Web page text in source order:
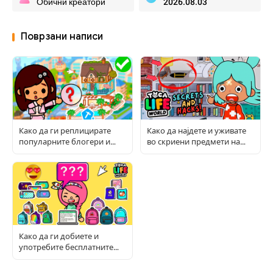
Поврзани написи
Како да ги реплицирате
популарните блогери и
Како да најдете и уживате
во скриени предмети на
Како да ги добиете и
употребите бесплатните